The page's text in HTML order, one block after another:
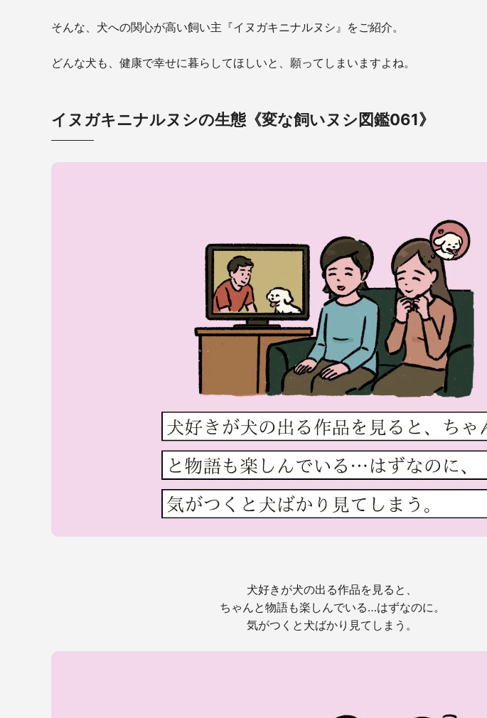
そんな、犬への関心が高い飼い主『イヌガキニナルヌシ』をご紹介。
どんな犬も、健康で幸せに暮らしてほしいと、願ってしまいますよね。
イヌガキニナルヌシの生態《変な飼いヌシ図鑑061》
犬好きが犬の出る作品を見ると、
ちゃんと物語も楽しんでいる…はずなのに。
気がつくと犬ばかり見てしまう。